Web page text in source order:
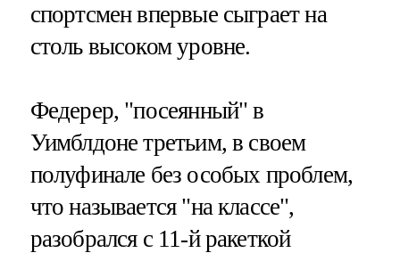
спортсмен впервые сыграет на
столь высоком уровне.
Федерер, "посеянный" в
Уимблдоне третьим, в своем
полуфинале без особых проблем,
что называется "на классе",
разобрался с 11-й ракеткой